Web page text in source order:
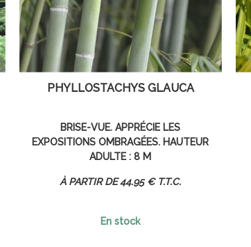
PHYLLOSTACHYS GLAUCA
BRISE-VUE. APPRÉCIE LES
EXPOSITIONS OMBRAGÉES. HAUTEUR
ADULTE : 8 M
44.95 € T.T.C.
En stock